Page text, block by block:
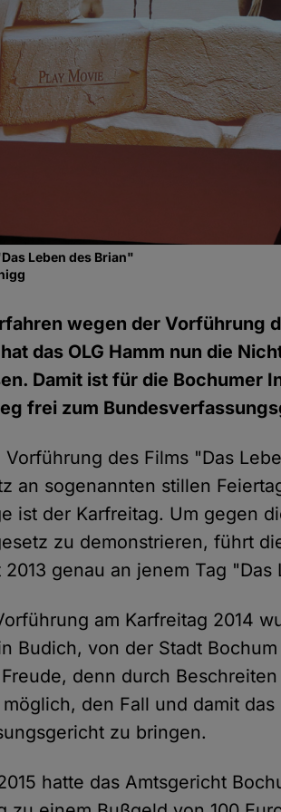
Leben des Brian"
wegen der Vorführung
das OLG Hamm nun die
Damit ist für die Bochumer
frei zum
des Films "Das
an sogenannten stillen
ist der Karfreitag. Um gegen
zu demonstrieren, führt
genau an jenem Tag
am Karfreitag 2014
Budich, von der Stadt
denn durch
den Fall und damit
zu bringen.
hatte das Amtsgericht